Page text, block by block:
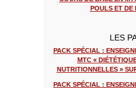
POULS ET DE
LES
PACK SPÉCIAL :
MTC «
NUTRITIONNELLES »
PACK SPÉCIAL :